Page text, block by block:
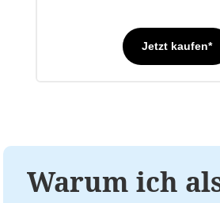
Jetzt kaufen*
Warum ich